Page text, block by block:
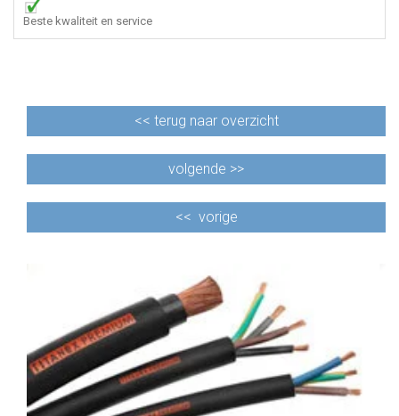
Beste kwaliteit en service
<< terug naar overzicht
volgende >>
<< vorige